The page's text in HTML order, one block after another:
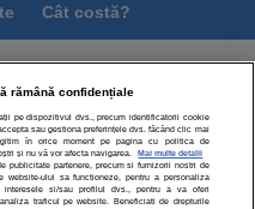
Cât costă?
de confidentialitate
editorială
Contact
rămână confidențiale
pe dispozitivul dvs., precum identificatorii cookie
sau gestiona preferințele dvs. făcând clic mai
în orice moment pe pagina cu politica de
și nu vă vor afecta navigarea.
Mai multe detalii
publicitate partenere, precum si furnizorii nostri de
website-ului sa functioneze, pentru a personaliza
si/sau profilul dvs., pentru a va oferi
traficul pe website. Beneficiati de drepturile